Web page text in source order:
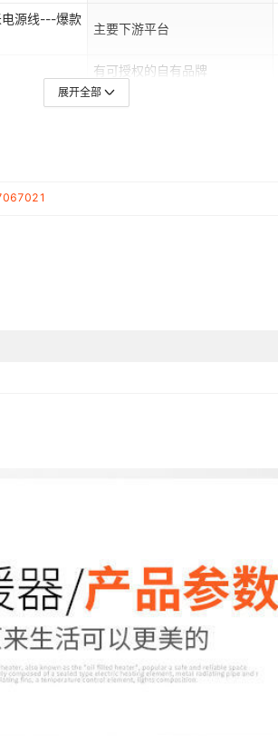
源线---爆款
主要下游平台
有可授权的自有品牌
是否专利货源
展开全部